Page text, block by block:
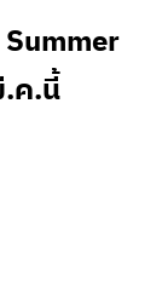
ค.นี้